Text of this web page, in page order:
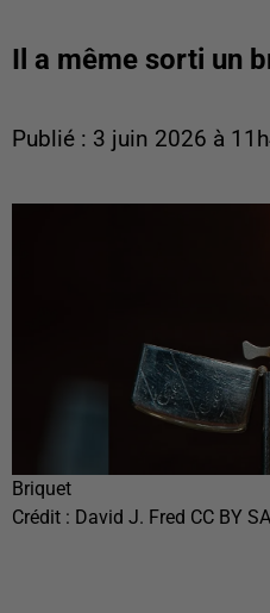
Il a même sorti un
Publié : 3 juin 2026 à
Briquet
Crédit : David J. Fred CC BY